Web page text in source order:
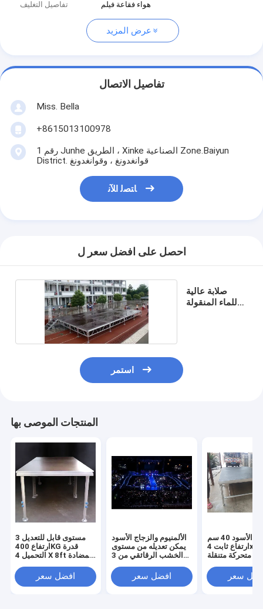
تفاصيل التغليف
هواء فقاعة فيلم
عرض المزيد
تفاصيل الاتصال
Miss. Bella
+8615013100978
رقم 1 Junhe الطريق ، Xinke الصناعية Zone.Baiyun
District. قوانغدونغ ، وقوانغدونغ
ﺎﺘﺼﻟ ﺍﻶﻧ
احصل على افضل سعر ل
صلابة عالية
للماء المنقولة
استمر
المنتجات الموصى بها
3 مستوى قابل للتعديل
ارتفاع 400KG قدرة
التحميل 4 X 8ft المضادة
المحمولة للماء في كل
نوع من الأحداث
افضل سعر
الألمنيوم والزجاج الأسود
يمكن تعديله من مستوى
الخشب الرقائقي من 3
للحفل ، الزفاف ، المعرض
، الأحداث
افضل سعر
اللون الأسود 40 سم
ارتفاع ثابت 4x8ft منصة
متحركة متنقلة
وإطار من
الألومنيوم
سعر